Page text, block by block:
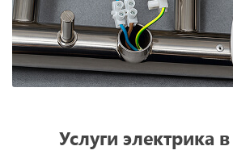
Услуги электрика